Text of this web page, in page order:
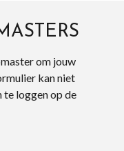
om jouw
kan niet
loggen op de